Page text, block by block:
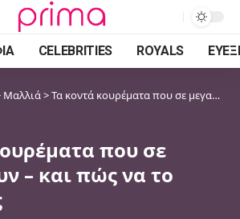
CELEBRITIES ROYALS
Μαλλιά>Τα κοντά κουρέματα που σε μεγαλώνουν – και πώς να το αποφύγεις
που σε
– και πώς να το